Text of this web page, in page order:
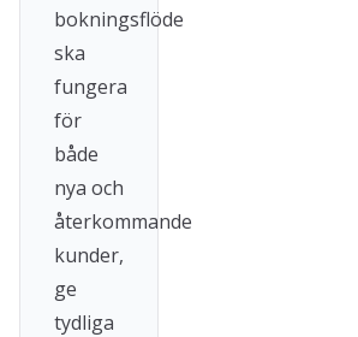
bokningsflöde
ska
fungera
för
både
nya och
återkommande
kunder,
ge
tydliga